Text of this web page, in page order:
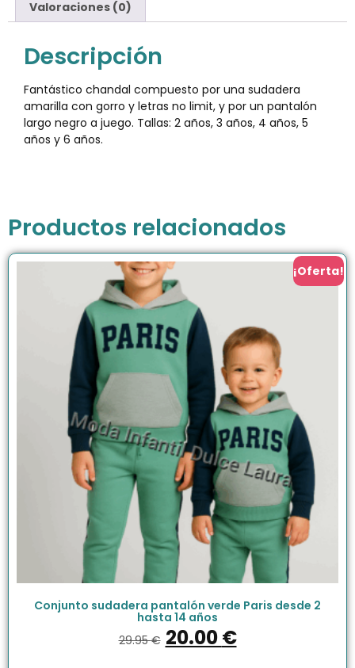
Valoraciones (0)
Descripción
Fantástico chandal compuesto por una sudadera
amarilla con gorro y letras no limit, y por un pantalón
largo negro a juego. Tallas: 2 años, 3 años, 4 años, 5
años y 6 años.
Productos relacionados
¡Oferta!
Conjunto sudadera pantalón verde Paris desde 2
hasta 14 años
29.95€ 20.00€